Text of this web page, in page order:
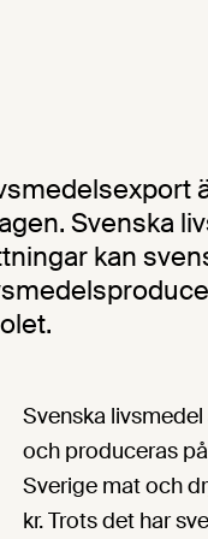
Svenska
kan
Svenska
och produceras
Sverige mat och
kr. Trots det har